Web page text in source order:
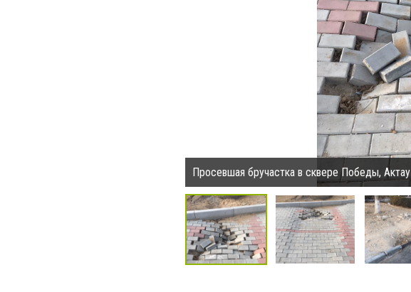
Просевшая бручастка в сквере Победы, Актау